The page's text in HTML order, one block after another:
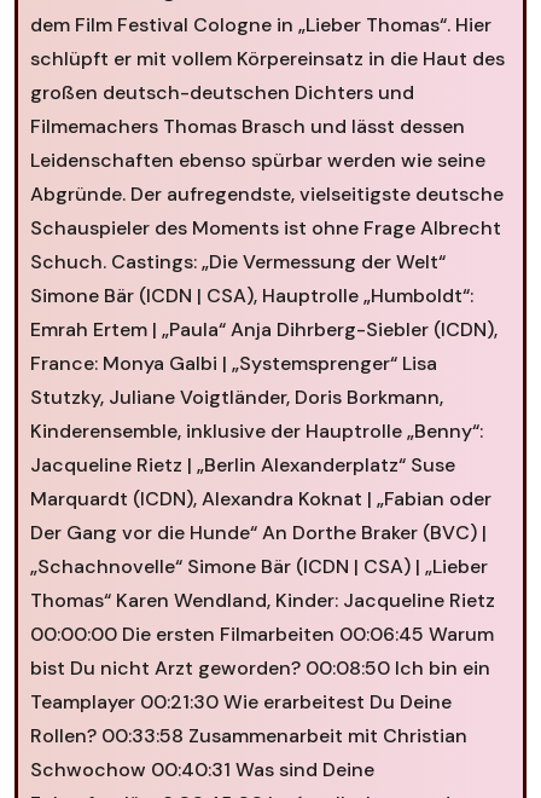
dem Film Festival Cologne in „Lieber Thomas“. Hier
schlüpft er mit vollem Körpereinsatz in die Haut des
großen deutsch-deutschen Dichters und
Filmemachers Thomas Brasch und lässt dessen
Leidenschaften ebenso spürbar werden wie seine
Abgründe. Der aufregendste, vielseitigste deutsche
Schauspieler des Moments ist ohne Frage Albrecht
Schuch. Castings: „Die Vermessung der Welt“
Simone Bär (ICDN | CSA), Hauptrolle „Humboldt“:
Emrah Ertem | „Paula“ Anja Dihrberg-Siebler (ICDN),
France: Monya Galbi | „Systemsprenger“ Lisa
Stutzky, Juliane Voigtländer, Doris Borkmann,
Kinderensemble, inklusive der Hauptrolle „Benny“:
Jacqueline Rietz | „Berlin Alexanderplatz“ Suse
Marquardt (ICDN), Alexandra Koknat | „Fabian oder
Der Gang vor die Hunde“ An Dorthe Braker (BVC) |
„Schachnovelle“ Simone Bär (ICDN | CSA) | „Lieber
Thomas“ Karen Wendland, Kinder: Jacqueline Rietz
00:00:00 Die ersten Filmarbeiten 00:06:45 Warum
bist Du nicht Arzt geworden? 00:08:50 Ich bin ein
Teamplayer 00:21:30 Wie erarbeitest Du Deine
Rollen? 00:33:58 Zusammenarbeit mit Christian
Schwochow 00:40:31 Was sind Deine